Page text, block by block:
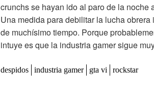
crunchs se hayan ido al paro de la noche
Una medida para debilitar la lucha
de muchísimo tiempo. Porque
intuye es que la industria gamer sigue
despidos industria gamer gta vi rockstar